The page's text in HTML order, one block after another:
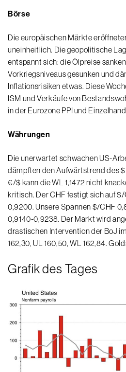
Börse
Die europäischen Märkte
uneinheitlich. Die geopolitische
entspannt sich: die Ölpreise
Vorkriegsniveaus gesunken und
Inflationsrisiken etwas. Diese
ISM und Verkäufe von
in der Eurozone PPI und
Währungen
Die unerwartet schwachen US-
dämpften den Aufwärtstrend des
€/$ kann die WL 1,1472 nicht
kritisch. Der CHF festigt sich auf
0,9200. Unsere Spannen $/CHF
0,9140-0,9238. Der Markt wird
drastischen Intervention der BoJ
162,30, UL 160,50, WL 162,84.
Grafik des Tages